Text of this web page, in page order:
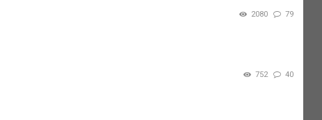
2080 79
752 40